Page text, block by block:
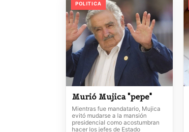
POLITICA
Murió Mujica "pepe"
Mientras fue mandatario, Mujica
evitó mudarse a la mansión
presidencial como acostumbran
hacer los jefes de Estado